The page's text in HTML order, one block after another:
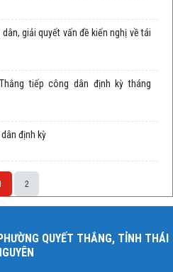
giải quyết vấn đề kiến nghị về tái
tiếp công dân định kỳ tháng
định kỳ
2
QUYẾT THẮNG, TỈNH THÁI